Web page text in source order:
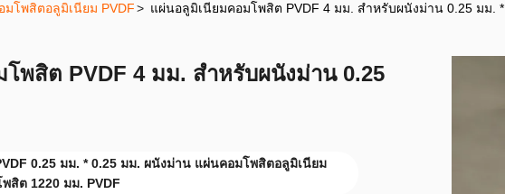
มโพสิตอลูมิเนียม PVDF> แผ่นอลูมิเนียมคอมโพสิต PVDF 4 มม. สำหรับผนังม่าน 0.25 มม.
พสิต PVDF 4 มม. สำหรับผนังม่าน 0.25
0.25 มม. * 0.25 มม. ผนังม่าน แผ่นคอมโพสิตอลูมิเนียม
สิต 1220 มม. PVDF